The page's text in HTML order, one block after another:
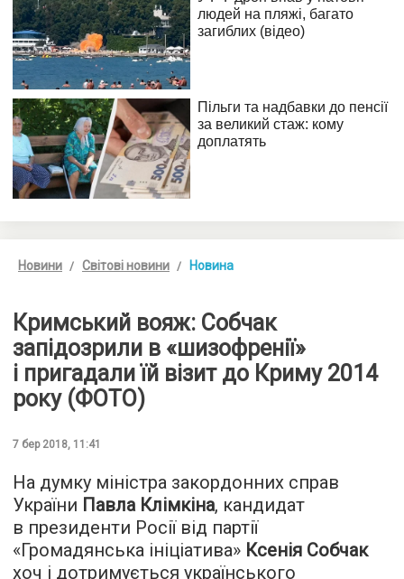
Новини Світові новини Новина
Кримський вояж: Собчак
запідозрили в «шизофренії»
і пригадали їй візит до Криму 2014
року (ФОТО)
7 бер 2018, 11:41
На думку міністра закордонних справ
України Павла Клімкіна, кандидат
в президенти Росії від партії
«Громадянська ініціатива» Ксенія Собчак
хоч і дотримується українського